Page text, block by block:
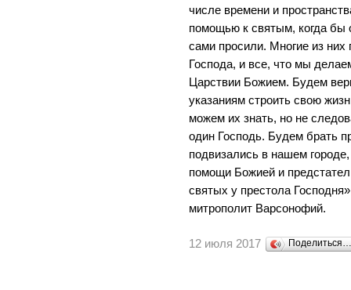
числе времени и
помощью к святым, когда бы
сами просили. Многие из них
Господа, и все, что мы
Царствии Божием. Будем
указаниям строить свою
можем их знать, но не
один Господь. Будем брать
подвизались в нашем
помощи Божией и
святых у престола
митрополит Варсонофий.
12 июля 2017